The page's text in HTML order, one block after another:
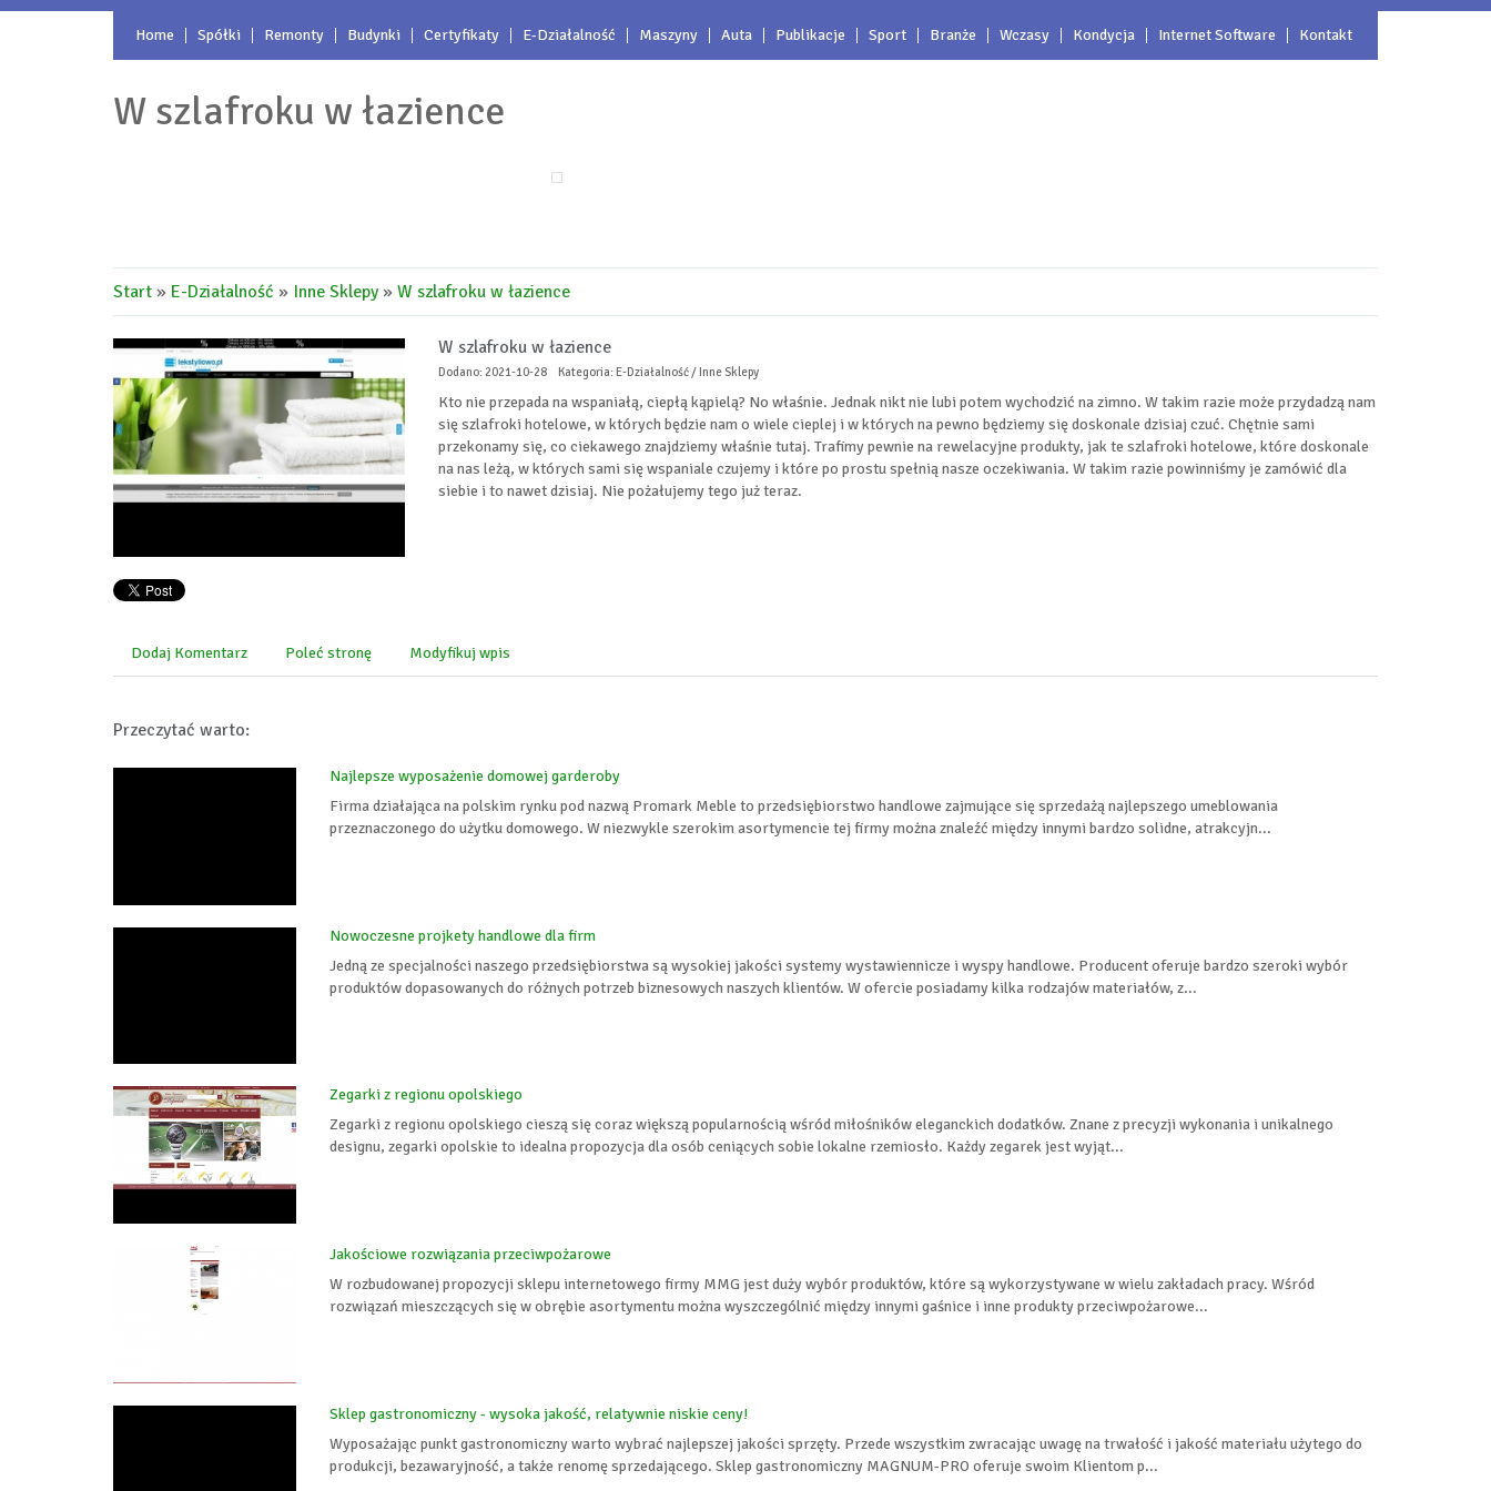
Home Spółki Remonty Budynki Certyfikaty E-Działalność Maszyny Auta Publikacje Sport Branże Wczasy Kondycja Internet Software Kontakt
W szlafroku w łazience
Start » E-Działalność » Inne Sklepy» W szlafroku w łazience
W szlafroku w łazience
Dodano: 2021-10-28 Kategoria: E-Działalność / Inne Sklepy
Kto nie przepada na wspaniałą, ciepłą kąpielą? No właśnie. Jednak nikt nie lubi potem wychodzić na zimno. W takim razie może przydadzą nam
się szlafroki hotelowe, w których będzie nam o wiele cieplej i w których na pewno będziemy się doskonale dzisiaj czuć. Chętnie sami
przekonamy się, co ciekawego znajdziemy właśnie tutaj. Trafimy pewnie na rewelacyjne produkty, jak te szlafroki hotelowe, które doskonale
na nas leżą, w których sami się wspaniale czujemy i które po prostu spełnią nasze oczekiwania. W takim razie powinniśmy je zamówić dla
siebie i to nawet dzisiaj. Nie pożałujemy tego już teraz.
Dodaj Komentarz Poleć stronę Modyfikuj wpis
Przeczytać warto:
Najlepsze wyposażenie domowej garderoby
Firma działająca na polskim rynku pod nazwą Promark Meble to przedsiębiorstwo handlowe zajmujące się sprzedażą najlepszego umeblowania
przeznaczonego do użytku domowego. W niezwykle szerokim asortymencie tej firmy można znaleźć między innymi bardzo solidne, atrakcyjn...
Nowoczesne projkety handlowe dla firm
Jedną ze specjalności naszego przedsiębiorstwa są wysokiej jakości systemy wystawiennicze i wyspy handlowe. Producent oferuje bardzo szeroki wybór
produktów dopasowanych do różnych potrzeb biznesowych naszych klientów. W ofercie posiadamy kilka rodzajów materiałów, z...
Zegarki z regionu opolskiego
Zegarki z regionu opolskiego cieszą się coraz większą popularnością wśród miłośników eleganckich dodatków. Znane z precyzji wykonania i unikalnego
designu, zegarki opolskie to idealna propozycja dla osób ceniących sobie lokalne rzemiosło. Każdy zegarek jest wyjąt...
Jakościowe rozwiązania przeciwpożarowe
W rozbudowanej propozycji sklepu internetowego firmy MMG jest duży wybór produktów, które są wykorzystywane w wielu zakładach pracy. Wśród
rozwiązań mieszczących się w obrębie asortymentu można wyszczególnić między innymi gaśnice i inne produkty przeciwpożarowe...
Sklep gastronomiczny - wysoka jakość, relatywnie niskie ceny!
Wyposażając punkt gastronomiczny warto wybrać najlepszej jakości sprzęty. Przede wszystkim zwracając uwagę na trwałość i jakość materiału użytego do
produkcji, bezawaryjność, a także renomę sprzedającego. Sklep gastronomiczny MAGNUM-PRO oferuje swoim Klientom p...